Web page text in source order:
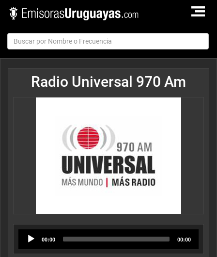
TOGGLE
Radio Universal 970 Am
Player
00:00 00:00